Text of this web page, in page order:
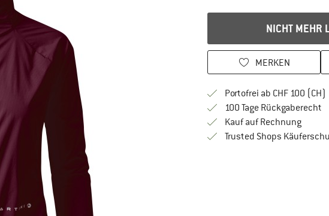
NICHT MEHR
MERKEN
Portofrei ab CHF 100 (CH)
100 Tage Rückgaberecht
Kauf auf RechnungFinde
Trusted Shops